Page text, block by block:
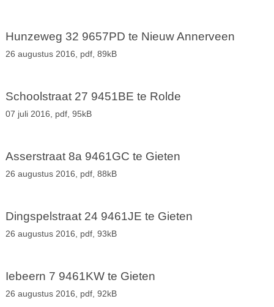
Hunzeweg 32 9657PD te Nieuw Annerveen
26 augustus 2016, pdf, 89kB
Schoolstraat 27 9451BE te Rolde
07 juli 2016, pdf, 95kB
Asserstraat 8a 9461GC te Gieten
26 augustus 2016, pdf, 88kB
Dingspelstraat 24 9461JE te Gieten
26 augustus 2016, pdf, 93kB
Iebeern 7 9461KW te Gieten
26 augustus 2016, pdf, 92kB